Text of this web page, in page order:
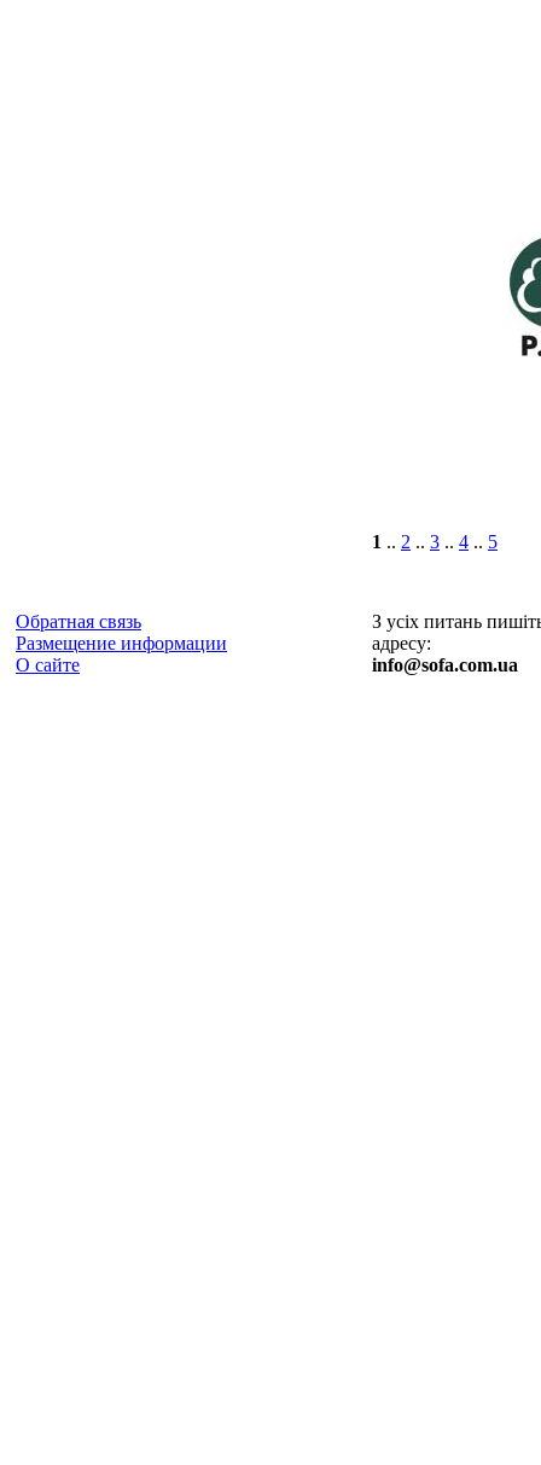
1 .. 2 .. 3 .. 4 .. 5
Обратная связь
Размещение информации
О сайте
З усіх питань
адресу:
info@sofa.com.ua